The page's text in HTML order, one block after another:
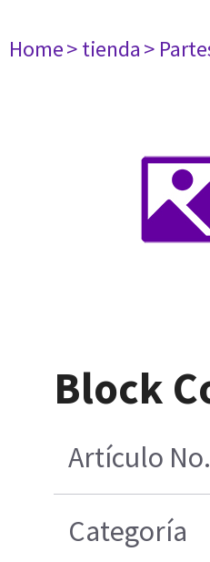
Home> tienda>
Block
Artículo No.
Categoría